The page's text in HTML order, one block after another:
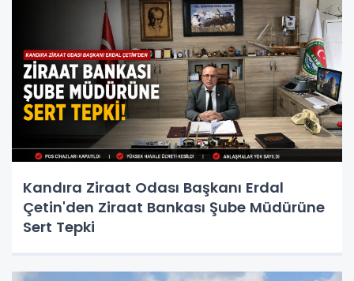
Kandıra Ziraat Odası Başkanı Erdal
Çetin'den Ziraat Bankası Şube Müdürüne
Sert Tepki